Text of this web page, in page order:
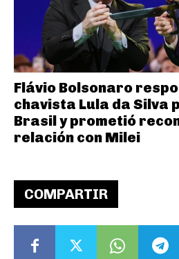
COMPARTIR
Flávio Bolsonaro
chavista Lula da Silva
Brasil y prometió
relación con Milei